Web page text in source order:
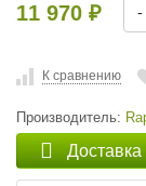
11 970 ₽ -
К сравнению
Производитель:
Доставка